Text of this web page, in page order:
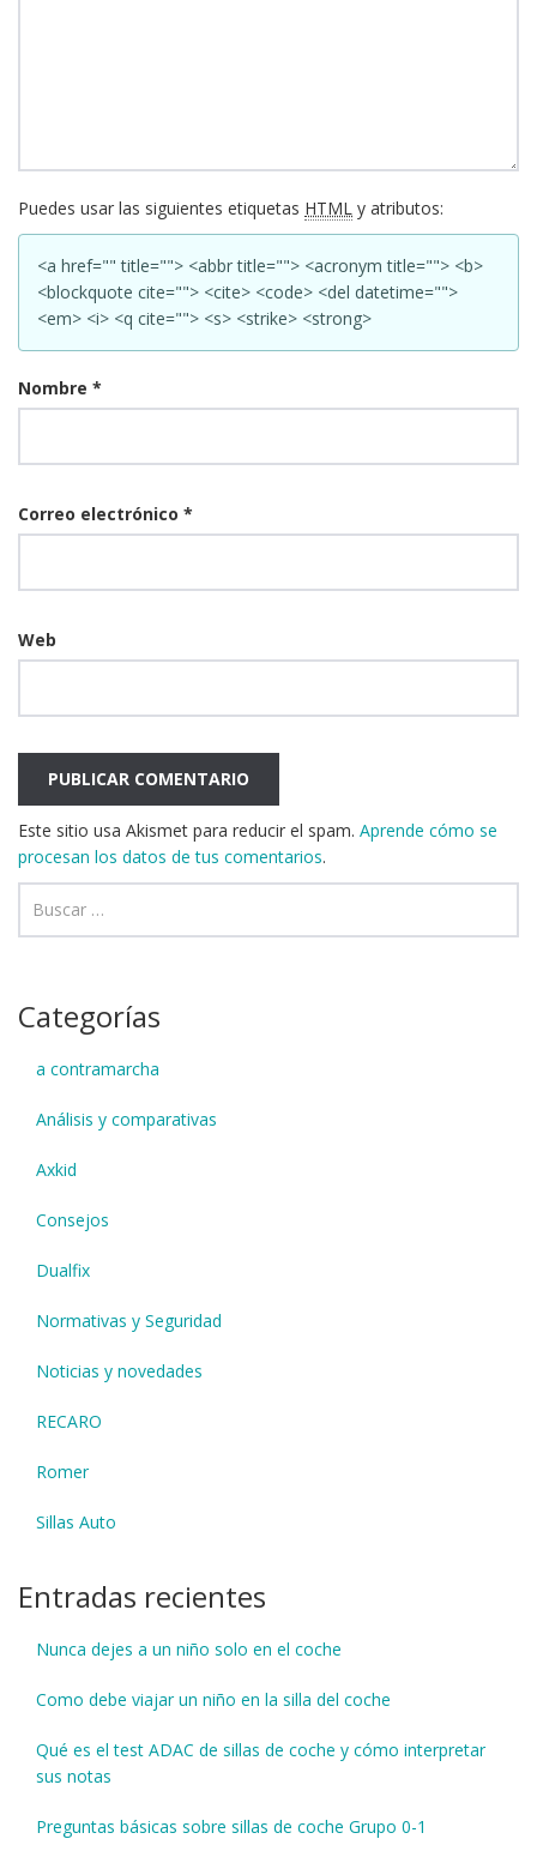
Puedes usar las siguientes etiquetas HTML y atributos:
<a href="" title=""> <abbr title=""> <acronym title=""> <b>
<blockquote cite=""> <cite> <code> <del datetime="">
<em> <i> <q cite=""> <s> <strike> <strong>
Nombre *
Correo electrónico *
Web
Este sitio usa Akismet para reducir el spam. Aprende cómo se
procesan los datos de tus comentarios.
Categorías
a contramarcha
Análisis y comparativas
Axkid
Consejos
Dualfix
Normativas y Seguridad
Noticias y novedades
RECARO
Romer
Sillas Auto
Entradas recientes
Nunca dejes a un niño solo en el coche
Como debe viajar un niño en la silla del coche
Qué es el test ADAC de sillas de coche y cómo interpretar
sus notas
Preguntas básicas sobre sillas de coche Grupo 0-1